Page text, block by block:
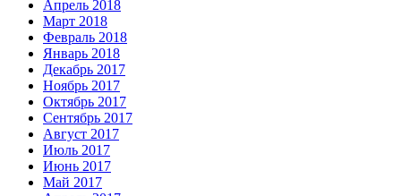
Апрель 2018
Март 2018
Февраль 2018
Январь 2018
Декабрь 2017
Ноябрь 2017
Октябрь 2017
Сентябрь 2017
Август 2017
Июль 2017
Июнь 2017
Май 2017